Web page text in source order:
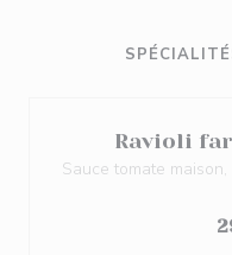
Ravioli
Sauce tomate